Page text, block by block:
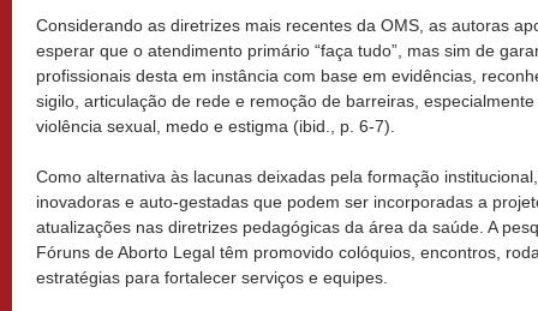
Considerando as diretrizes mais recentes da OMS, as autoras
esperar que o atendimento primário “faça tudo”, mas sim de
profissionais desta em instância com base em evidências,
sigilo, articulação de rede e remoção de barreiras,
violência sexual, medo e estigma (ibid., p. 6-7).
Como alternativa às lacunas deixadas pela formação
inovadoras e auto-gestadas que podem ser incorporadas a
atualizações nas diretrizes pedagógicas da área da saúde. A
Fóruns de Aborto Legal têm promovido colóquios, encontros,
estratégias para fortalecer serviços e equipes.